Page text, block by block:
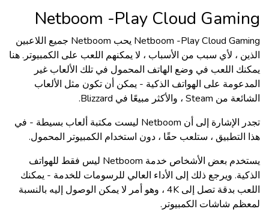
Netboom -Play Cloud Gaming
Netboom -Play Cloud Gaming يحب Netboom جميع اللاعبين
الذين ، لأي سبب من الأسباب ، لا يمكنهم اللعب على الكمبيوتر. هنا
يمكنك اللعب في وضع الهاتف المحمول في تلك الألعاب غير
المدعومة على الهواتف الذكية - يمكن أن تكون مثل الألعاب
الشائعة من Steam ، والأكثر مبيعًا في Blizzard.
تجدر الإشارة إلى أن Netboom ليست مكتبة ألعاب بسيطة - في
هذا التطبيق ، ستلعب حقًا ، دون استخدام الكمبيوتر المحمول.
يستخدم بعض الأشخاص خدمة Netboom ليس فقط للهواتف
الذكية. ويرجع ذلك إلى الأداء العالي للرسومات للخدمة - يمكنك
اللعب بدقة تصل إلى 4K ، وهو أمر لا يمكن الوصول إليه بالنسبة
لمعظم شاشات الكمبيوتر.